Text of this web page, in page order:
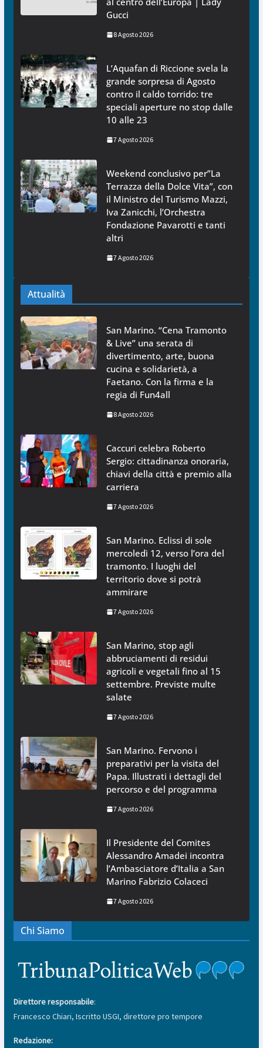
Gucci
8 Agosto 2026
L’Aquafan di Riccione svela la
grande sorpresa di Agosto
contro il caldo torrido: tre
speciali aperture no stop dalle
10 alle 23
7 Agosto 2026
Weekend conclusivo per”La
Terrazza della Dolce Vita”, con
il Ministro del Turismo Mazzi,
Iva Zanicchi, l’Orchestra
Fondazione Pavarotti e tanti
altri
7 Agosto 2026
Attualità
San Marino. “Cena Tramonto
& Live” una serata di
divertimento, arte, buona
cucina e solidarietà, a
Faetano. Con la firma e la
regia di Fun4all
8 Agosto 2026
Caccuri celebra Roberto
Sergio: cittadinanza onoraria,
chiavi della città e premio alla
carriera
7 Agosto 2026
San Marino. Eclissi di sole
mercoledì 12, verso l’ora del
tramonto. I luoghi del
territorio dove si potrà
ammirare
7 Agosto 2026
San Marino, stop agli
abbruciamenti di residui
agricoli e vegetali fino al 15
settembre. Previste multe
salate
7 Agosto 2026
San Marino. Fervono i
preparativi per la visita del
Papa. Illustrati i dettagli del
percorso e del programma
7 Agosto 2026
Il Presidente del Comites
Alessandro Amadei incontra
l’Ambasciatore d’Italia a San
Marino Fabrizio Colaceci
7 Agosto 2026
Chi Siamo
Direttore responsabile:
Francesco Chiari, Iscritto USGI, direttore pro tempore
Redazione: